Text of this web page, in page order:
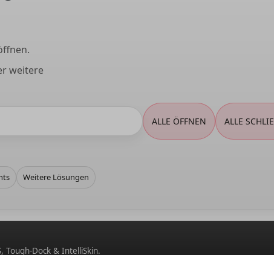
weitere
ALLE ÖFFNEN ALLE
Weitere Lösungen
Tough-Dock & IntelliSkin.